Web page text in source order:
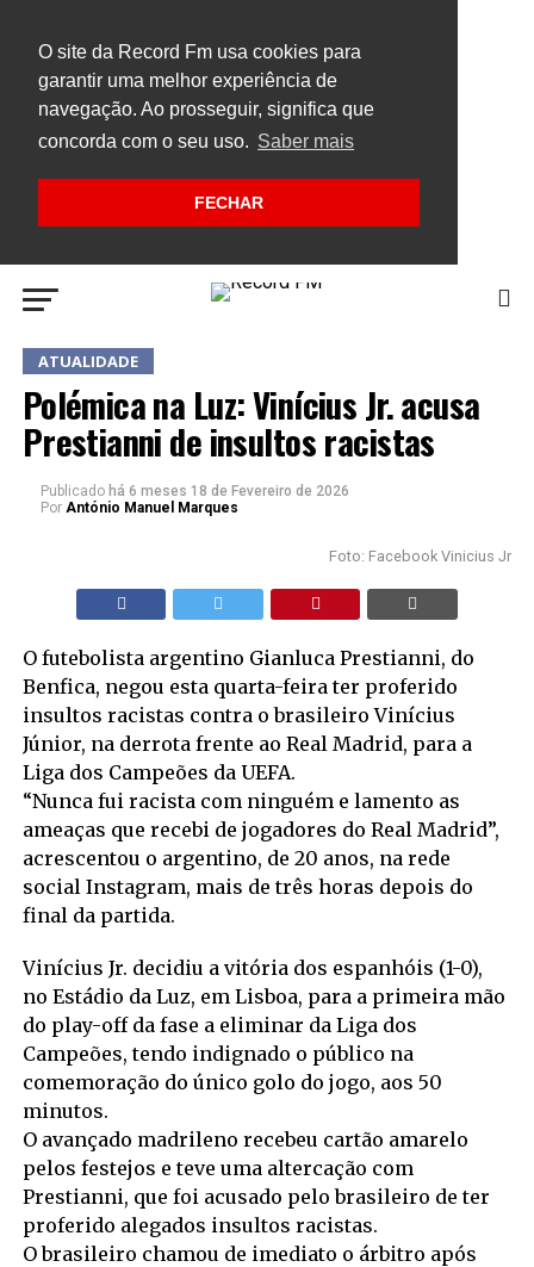
O site da Record Fm usa cookies para
garantir uma melhor experiência de
navegação. Ao prosseguir, significa que
concorda com o seu uso. Saber mais
FECHAR
ATUALIDADE
Polémica na Luz: Vinícius Jr. acusa
Prestianni de insultos racistas
Publicado há 6 meses 18 de Fevereiro de 2026
Por António Manuel Marques
Foto: Facebook Vinicius Jr
O futebolista argentino Gianluca Prestianni, do
Benfica, negou esta quarta-feira ter proferido
insultos racistas contra o brasileiro Vinícius
Júnior, na derrota frente ao Real Madrid, para a
Liga dos Campeões da UEFA.
“Nunca fui racista com ninguém e lamento as
ameaças que recebi de jogadores do Real Madrid”,
acrescentou o argentino, de 20 anos, na rede
social Instagram, mais de três horas depois do
final da partida.
Vinícius Jr. decidiu a vitória dos espanhóis (1-0),
no Estádio da Luz, em Lisboa, para a primeira mão
do play-off da fase a eliminar da Liga dos
Campeões, tendo indignado o público na
comemoração do único golo do jogo, aos 50
minutos.
O avançado madrileno recebeu cartão amarelo
pelos festejos e teve uma altercação com
Prestianni, que foi acusado pelo brasileiro de ter
proferido alegados insultos racistas.
O brasileiro chamou de imediato o árbitro após